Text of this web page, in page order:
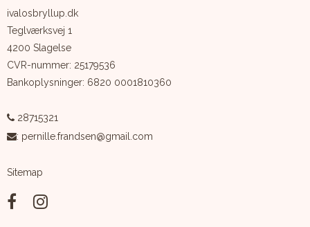
ivalosbryllup.dk
Teglværksvej 1
4200 Slagelse
CVR-nummer: 25179536
Bankoplysninger: 6820 0001810360
28715321
: pernille.frandsen@gmail.com
Sitemap